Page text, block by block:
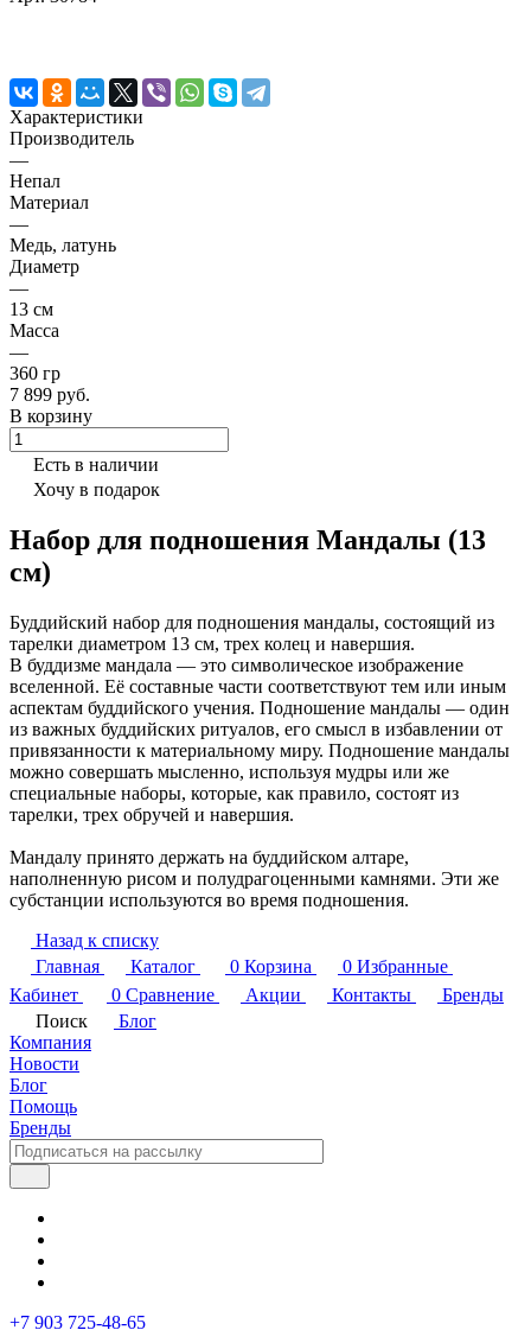
Характеристики
Производитель
—
Непал
Материал
—
Медь, латунь
Диаметр
—
13 см
Масса
—
360 гр
7 899 руб.
В корзину
Есть в наличии
Хочу в подарок
Набор для подношения Мандалы (13
см)
Буддийский набор для подношения мандалы, состоящий из
тарелки диаметром 13 см, трех колец и навершия.
В буддизме мандала — это символическое изображение
вселенной. Её составные части соответствуют тем или иным
аспектам буддийского учения. Подношение мандалы — один
из важных буддийских ритуалов, его смысл в избавлении от
привязанности к материальному миру. Подношение мандалы
можно совершать мысленно, используя мудры или же
специальные наборы, которые, как правило, состоят из
тарелки, трех обручей и навершия.
Мандалу принято держать на буддийском алтаре,
наполненную рисом и полудрагоценными камнями. Эти же
субстанции используются во время подношения.
Назад к списку
Главная
Каталог 0 Корзина 0 Избранные
Кабинет
0 Сравнение Акции Контакты
Бренды
Поиск
Блог
Компания
Новости
Блог
Помощь
Бренды
+7 903 725-48-65